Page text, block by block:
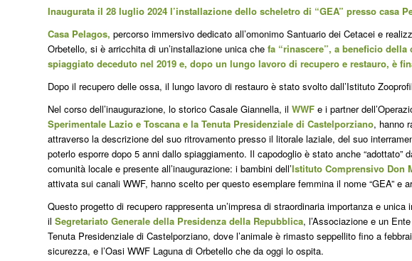
Inaugurata il 28 luglio 2024 l’installazione dello scheletro di “GEA” presso casa
Casa Pelagos, percorso immersivo dedicato all’omonimo Santuario dei Cetacei e
Orbetello, si è arricchita di un’installazione unica che fa “rinascere”, a beneficio
spiaggiato deceduto nel 2019 e, dopo un lungo lavoro di recupero e restauro, è
Dopo il recupero delle ossa, il lungo lavoro di restauro è stato svolto dall’Istituto
Nel corso dell’inaugurazione, lo storico Casale Giannella, il WWF e i partner
Sperimentale Lazio e Toscana e la Tenuta Presidenziale di Castelporziano, hanno
attraverso la descrizione del suo ritrovamento presso il litorale laziale, del suo
poterlo esporre dopo 5 anni dallo spiaggiamento. Il capodoglio è stato anche “adottato”
comunità locale e presente all’inaugurazione: i bambini dell’Istituto Comprensivo Don
attivata sui canali WWF, hanno scelto per questo esemplare femmina il nome “GEA” e
Questo progetto di recupero rappresenta un’impresa di straordinaria importanza e
il Segretariato Generale della Presidenza della Repubblica, l’Associazione e un
Tenuta Presidenziale di Castelporziano, dove l’animale è rimasto seppellito fino a
sicurezza, e l’Oasi WWF Laguna di Orbetello che da oggi lo ospita.